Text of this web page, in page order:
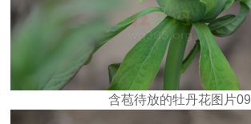
含苞待放的牡丹花图片09